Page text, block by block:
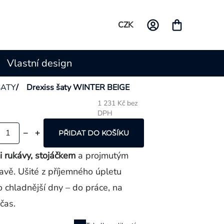
CZK
Vlastní design
/ Drexiss šaty WINTER BEIGE
1 231 Kč bez
DPH
PŘIDAT DO KOŠÍKU
rukávy, stojáčkem a projmutým
Ušité z příjemného úpletu
dny – do práce, na